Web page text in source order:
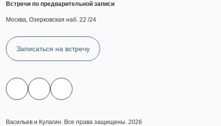
Встречи по предварительной записи
Москва, Озерковская наб. 22 /24
Записаться на встречу
Васильев и Кулагин. Все права защищены. 2026